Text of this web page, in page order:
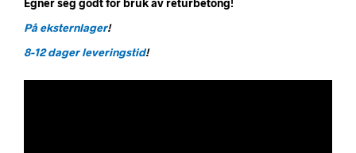
Egner seg godt for bruk av returbetong!
På eksternlager!
8-12 dager leveringstid!